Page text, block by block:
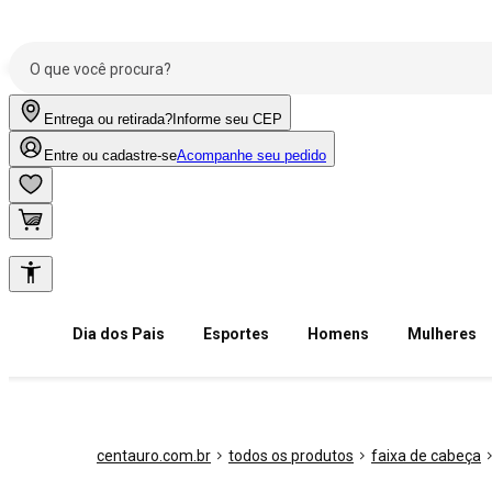
Entrega ou retirada? Informe seu CEP
Entre ou cadastre-seAcompanhe seu pedido
Dia dos Pais Esportes Homens Mulheres
centauro.com.br todos os produtos faixa de cabeça